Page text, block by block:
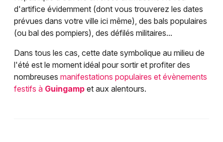
d'artifice évidemment (dont vous trouverez les dates
prévues dans votre ville ici même), des bals populaires
(ou bal des pompiers), des défilés militaires...
Dans tous les cas, cette date symbolique au milieu de
l'été est le moment idéal pour sortir et profiter des
nombreuses manifestations populaires et évènements
festifs à Guingamp et aux alentours.